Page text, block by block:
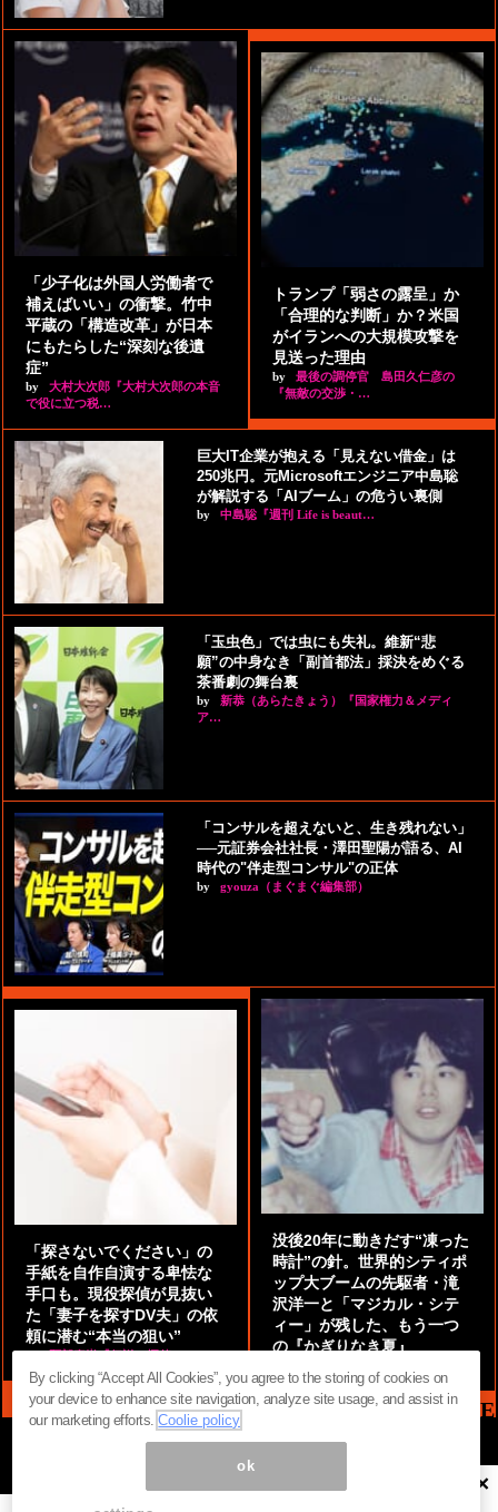
「少子化は外国人労働者で
補えばいい」の衝撃。竹中
平蔵の「構造改革」が日本
にもたらした“深刻な後遺
症”
by
大村大次郎『大村大次郎の本音
で役に立つ税…
トランプ「弱さの露呈」か
「合理的な判断」か？米国
がイランへの大規模攻撃を
見送った理由
by
最後の調停官 島田久仁彦の
『無敵の交渉・…
巨大IT企業が抱える「見えない借金」は
250兆円。元Microsoftエンジニア中島聡
が解説する「AIブーム」の危うい裏側
by 中島聡『週刊 Life is beaut…
「玉虫色」では虫にも失礼。維新“悲
願”の中身なき「副首都法」採決をめぐる
茶番劇の舞台裏
by
新恭（あらたきょう）『国家権力＆メディ
ア…
「コンサルを超えないと、生き残れない」
──元証券会社社長・澤田聖陽が語る、AI
時代の"伴走型コンサル"の正体
by gyouza（まぐまぐ編集部）
「探さないでください」の
手紙を自作自演する卑怯な
手口も。現役探偵が見抜い
た「妻子を探すDV夫」の依
頼に潜む“本当の狙い”
by 阿部泰尚『伝説の探偵』
没後20年に動きだす“凍った
時計”の針。世界的シティポ
ップ大ブームの先駆者・滝
沢洋一と「マジカル・シテ
ィー」が残した、もう一つ
の『かぎりなき夏』
MAG2 NEWS HEADLINE
ページ内の商標は全て商標権者に属します。無断転載を禁じます。 ©
×
By clicking “Accept All Cookies”, you agree to the storing of cookies on
your device to enhance site navigation, analyze site usage, and assist in
our marketing efforts.Coolie policy
ok